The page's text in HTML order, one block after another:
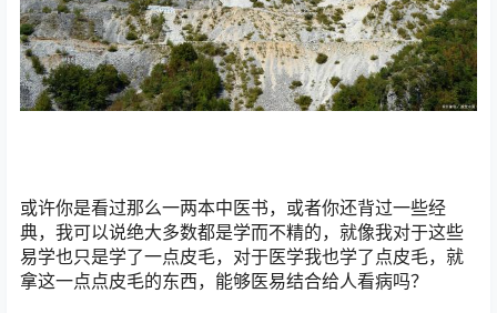
或许你是看过那么一两本中医书，或者你还背过一些经
典，我可以说绝大多数都是学而不精的，就像我对于这些
易学也只是学了一点皮毛，对于医学我也学了点皮毛，就
拿这一点点皮毛的东西，能够医易结合给人看病吗？